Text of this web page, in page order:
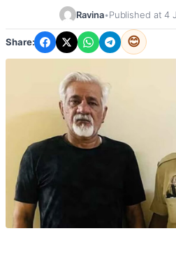
Ravina•Published at 4
Share: 😊